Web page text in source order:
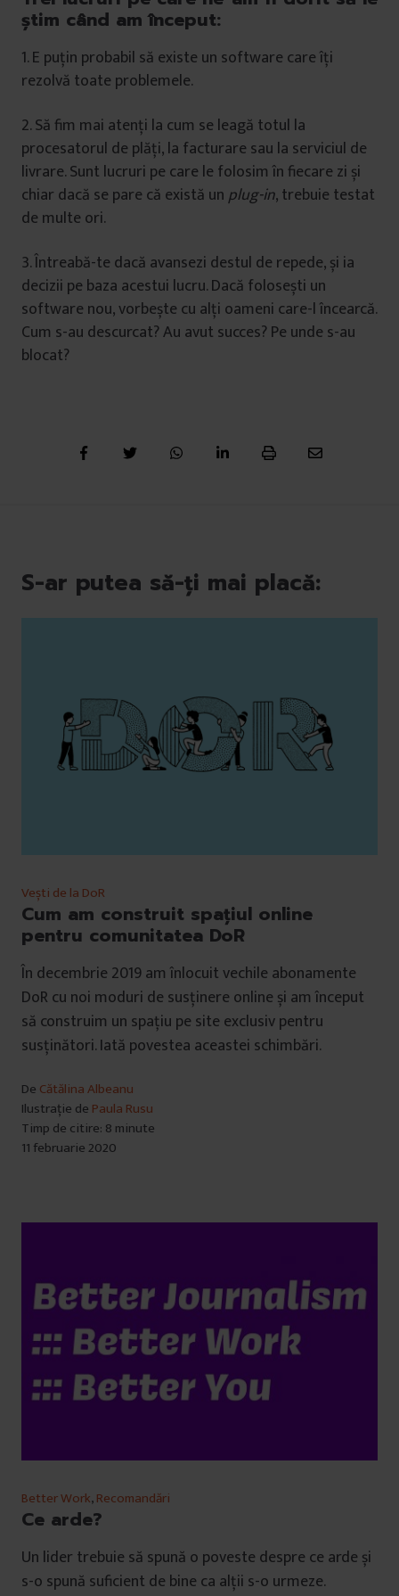
știm când am început:
1. E puțin probabil să existe un software care îți
rezolvă toate problemele.
2. Să fim mai atenți la cum se leagă totul la
procesatorul de plăți, la facturare sau la serviciul de
livrare. Sunt lucruri pe care le folosim în fiecare zi și
chiar dacă se pare că există un plug-in, trebuie testat
de multe ori.
3. Întreabă-te dacă avansezi destul de repede, și ia
decizii pe baza acestui lucru. Dacă folosești un
software nou, vorbește cu alți oameni care-l încearcă.
Cum s-au descurcat? Au avut succes? Pe unde s-au
blocat?
S-ar putea să-ți mai placă:
Vești de la DoR
Cum am construit spațiul online
pentru comunitatea DoR
În decembrie 2019 am înlocuit vechile abonamente
DoR cu noi moduri de susținere online și am început
să construim un spațiu pe site exclusiv pentru
susținători. Iată povestea aceastei schimbări.
De Cătălina Albeanu
Ilustrație de Paula Rusu
Timp de citire: 8 minute
11 februarie 2020
Better Work,Recomandări
Ce arde?
Un lider trebuie să spună o poveste despre ce arde și
s-o spună suficient de bine ca alții s-o urmeze.